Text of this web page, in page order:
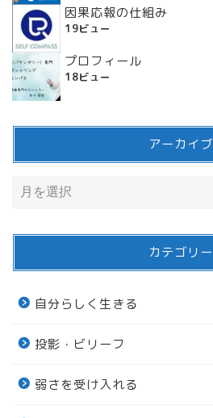
因果応報の仕組み
19ビュー
プロフィール
18ビュー
アーカイブ
カテゴリー
自分らしく生きる
投影・ビリーフ
弱さを受け入れる